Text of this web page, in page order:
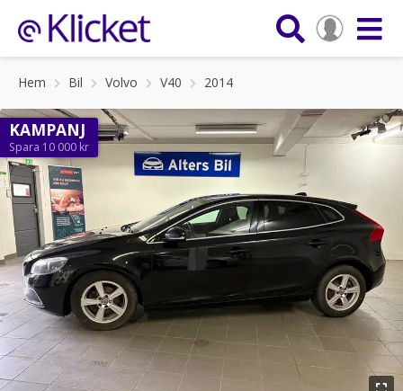
Hem Bil Volvo V40 2014
KAMPANJ
Spara 10 000 kr